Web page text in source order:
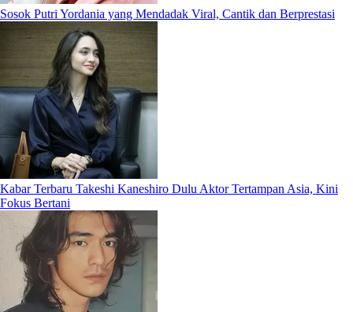
Sosok Putri Yordania yang Mendadak Viral, Cantik dan Berprestasi
Kabar Terbaru Takeshi Kaneshiro Dulu Aktor Tertampan Asia, Kini
Fokus Bertani